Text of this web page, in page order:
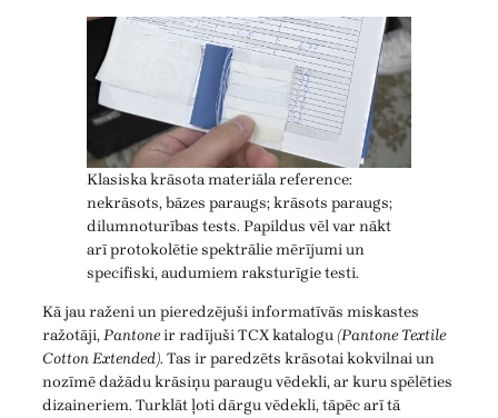
Klasiska krāsota materiāla reference:
nekrāsots, bāzes paraugs; krāsots paraugs;
dilumnoturības tests. Papildus vēl var nākt
arī protokolētie spektrālie mērījumi un
specifiski, audumiem raksturīgie testi.
Kā jau raženi un pieredzējuši informatīvās miskastes
ražotāji,Pantoneir radījuši TCX katalogu (Pantone Textile
Cotton Extended). Tas ir paredzēts krāsotai kokvilnai un
nozīmē dažādu krāsiņu paraugu vēdekli, ar kuru spēlēties
dizaineriem. Turklāt ļoti dārgu vēdekli, tāpēc arī tā